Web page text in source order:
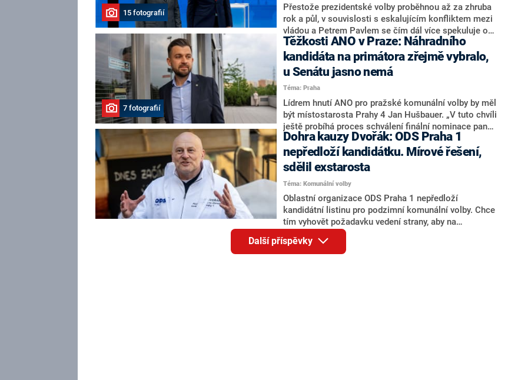
adresu vlády prý byla ještě hodná. Decroix se také
vrátila k volební porážce koalice Spolu či promluvila o
hnutí Naše Česko Martina Kuby.
15 fotografií
Přestože prezidentské volby proběhnou až za zhruba
rok a půl, v souvislosti s eskalujícím konfliktem mezi
vládou a Petrem Pavlem se čím dál více spekuluje o
tom, koho by do bitvy o Hrad mohla vyslat současná
koalice. Někteří političtí komentátoři znovu vytahují
jméno premiéra Andreje Babiše (ANO). Jak moc je
pravděpodobné, že se v prezidentských volbách 2028
bude znovu opakovat souboj z roku 2023?
7 fotografií
Těžkosti ANO v Praze: Náhradního
kandidáta na primátora zřejmě vybralo,
u Senátu jasno nemá
Téma: Praha
Lídrem hnutí ANO pro pražské komunální volby by měl
být místostarosta Prahy 4 Jan Hušbauer. „V tuto chvíli
ještě probíhá proces schválení finální nominace pana
Jana Hušbauera Výborem hnutí ANO,“ uvedl pro
redakci místopředseda pražského ANO Martin
Benkovič. O Hušbauerovi se spekulovalo jako o
náhradníkovi v čele pražské kandidátky poté, co
rezignoval po sérii nejasností v majetkových
přiznáních a pořizování bytů Ondřej Prokop. Zároveň
ale stále není jasné, kdo bude za ANO kandidovat ve
dvou ze tří pražských obvodů do horní komory
parlamentu. ANO má v Praze dlouhodobě horší
výsledky než ve zbytku republiky.
Dohra kauzy Dvořák: ODS Praha 1
nepředloží kandidátku. Mírové řešení,
sdělil exstarosta
Téma: Komunální volby
Oblastní organizace ODS Praha 1 nepředloží
kandidátní listinu pro podzimní komunální volby. Chce
tím vyhovět požadavku vedení strany, aby na
kandidátce nebyl bývalý městský radní a exstarosta
Prahy 1 Filip Dvořák. Členové ODS Praha 1 dostali
povolení kandidovat za jiné subjekty. Rozhodla o tom
Další příspěvky